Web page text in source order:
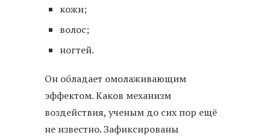
кожи;
волос;
ногтей.
Он обладает омолаживающим
эффектом. Каков механизм
воздействия, ученым до сих пор ещё
не известно. Зафиксированы